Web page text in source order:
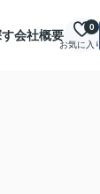
会社概要
お気に入り
0